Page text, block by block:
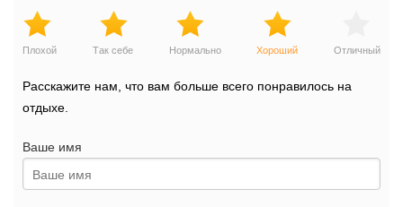
Плохой Так себе Нормально Хороший Отличный
Расскажите нам, что вам больше всего понравилось на
отдыхе.
Ваше имя